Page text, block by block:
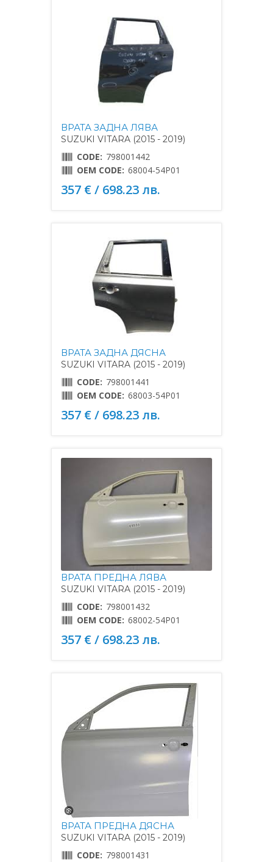
ВРАТА ЗАДНА ЛЯВА
SUZUKI VITARA (2015 - 2019)
CODE: 798001442
OEM CODE: 68004-54P01
357 € / 698.23 лв.
ВРАТА ЗАДНА ДЯСНА
SUZUKI VITARA (2015 - 2019)
CODE: 798001441
OEM CODE: 68003-54P01
357 € / 698.23 лв.
ВРАТА ПРЕДНА ЛЯВА
SUZUKI VITARA (2015 - 2019)
CODE: 798001432
OEM CODE: 68002-54P01
357 € / 698.23 лв.
ВРАТА ПРЕДНА ДЯСНА
SUZUKI VITARA (2015 - 2019)
CODE: 798001431